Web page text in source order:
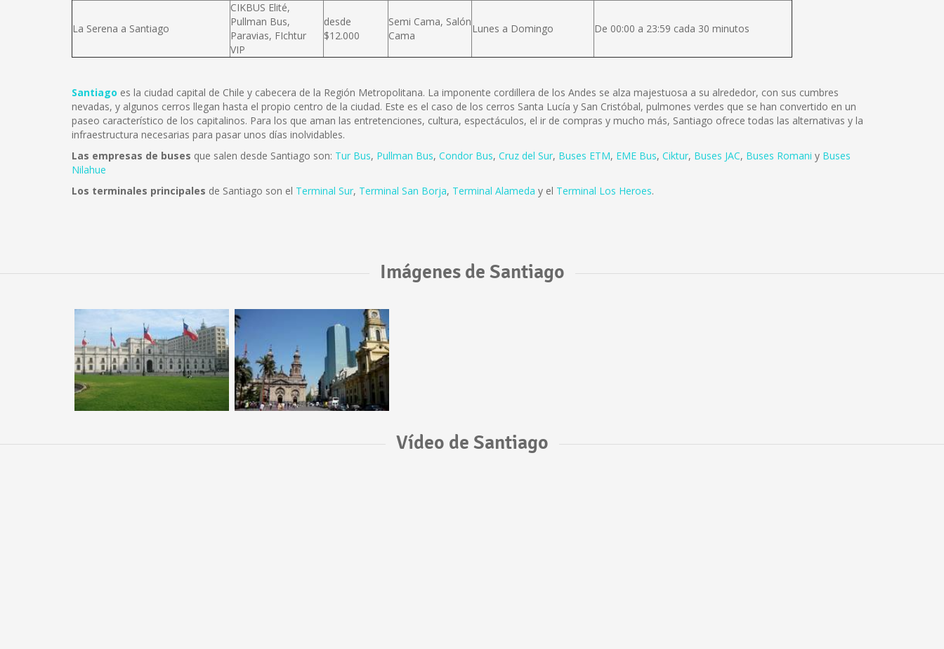
La Serena a Santiago
CIKBUS Elité,
Pullman Bus,
Paravias, FIchtur
VIP
desde
$12.000
Semi Cama, Salón
Cama
Lunes a Domingo De 00:00 a 23:59 cada 30 minutos
Santiago es la ciudad capital de Chile y cabecera de la Región Metropolitana. La imponente cordillera de los Andes se alza majestuosa a su alrededor, con sus cumbres
nevadas, y algunos cerros llegan hasta el propio centro de la ciudad. Este es el caso de los cerros Santa Lucía y San Cristóbal, pulmones verdes que se han convertido en un
paseo característico de los capitalinos. Para los que aman las entretenciones, cultura, espectáculos, el ir de compras y mucho más, Santiago ofrece todas las alternativas y la
infraestructura necesarias para pasar unos días inolvidables.
Las empresas de buses que salen desde Santiago son: Tur Bus, Pullman Bus, Condor Bus, Cruz del Sur, Buses ETM, EME Bus, Ciktur, Buses JAC, Buses Romani y Buses
Nilahue
Los terminales principales de Santiago son el Terminal Sur, Terminal San Borja, Terminal Alameda y el Terminal Los Heroes.
Imágenes de Santiago
Vídeo de Santiago